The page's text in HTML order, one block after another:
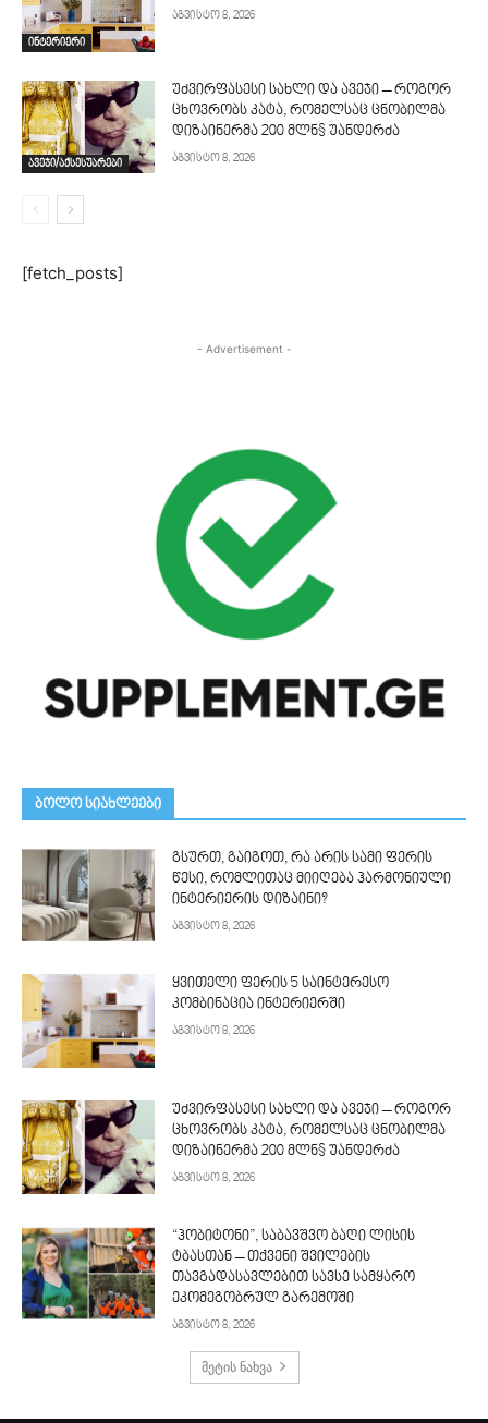
ინტერიერი
აგვისტო 8, 2026
ავეჯი/აქსესუარები
უძვირფასესი სახლი და ავეჯი – როგორ
ცხოვრობს კატა, რომელსაც ცნობილმა
დიზაინერმა 200 მლნ$ უანდერძა
აგვისტო 8, 2026
[fetch_posts]
- Advertisement -
ᲑᲝᲚᲝ ᲡᲘᲐᲮᲚᲔᲔᲑᲘ
გსურთ, გაიგოთ, რა არის სამი ფერის
წესი, რომლითაც მიიღება ჰარმონიული
ინტერიერის დიზაინი?
აგვისტო 8, 2026
ყვითელი ფერის 5 საინტერესო
კომბინაცია ინტერიერში
აგვისტო 8, 2026
უძვირფასესი სახლი და ავეჯი – როგორ
ცხოვრობს კატა, რომელსაც ცნობილმა
დიზაინერმა 200 მლნ$ უანდერძა
აგვისტო 8, 2026
“ჰობიტონი”, საბავშვო ბაღი ლისის
ტბასთან – თქვენი შვილების
თავგადასავლებით სავსე სამყარო
ეკომეგობრულ გარემოში
აგვისტო 8, 2026
მეტის ნახვა